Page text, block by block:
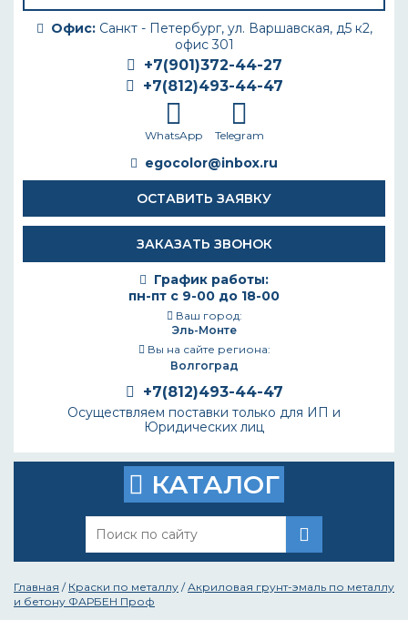
Офис:Санкт - Петербург, ул. Варшавская, д5 к2,
офис 301
+7(901)372-44-27
+7(812)493-44-47
WhatsApp Telegram
egocolor@inbox.ru
ОСТАВИТЬ ЗАЯВКУ
ЗАКАЗАТЬ ЗВОНОК
График работы:
пн-пт с 9-00 до 18-00
Ваш город:
Эль-Монте
Вы на сайте региона:
Волгоград
+7(812)493-44-47
Осуществляем поставки только для ИП и
Юридических лиц
КАТАЛОГ
Главная / Краски по металлу /Акриловая грунт-эмаль по металлу
и бетону ФАРБЕН Проф